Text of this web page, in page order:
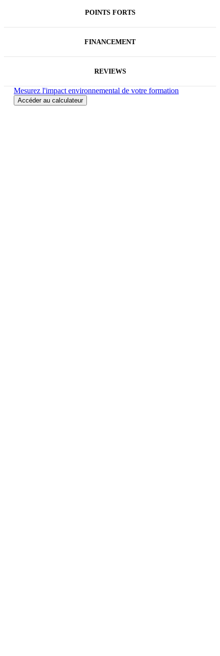
POINTS FORTS
FINANCEMENT
REVIEWS
Mesurez l'impact environnemental de votre formation
Accéder au calculateur